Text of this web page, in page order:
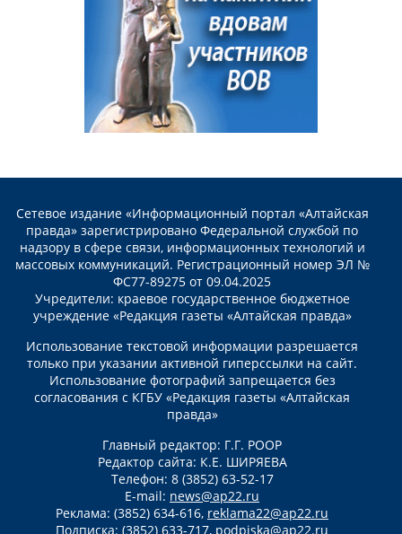
Сетевое издание «Информационный портал «Алтайская
правда» зарегистрировано Федеральной службой по
надзору в сфере связи, информационных технологий и
массовых коммуникаций. Регистрационный номер ЭЛ №
ФС77-89275 от 09.04.2025
Учредители: краевое государственное бюджетное
учреждение «Редакция газеты «Алтайская правда»
Использование текстовой информации разрешается
только при указании активной гиперссылки на сайт.
Использование фотографий запрещается без
согласования с КГБУ «Редакция газеты «Алтайская
правда»
Главный редактор: Г.Г. РООР
Редактор сайта: К.Е. ШИРЯЕВА
Телефон: 8 (3852) 63-52-17
E-mail: news@ap22.ru
Реклама: (3852) 634-616, reklama22@ap22.ru
Подписка: (3852) 633-717, podpiska@ap22.ru